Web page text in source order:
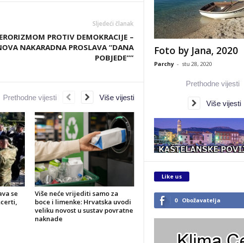
Sljedeći članak
PROTIV DEMOKRACIJE –
NAKARADNA PROSLAVA “DANA
POBJEDE””
se
Više neće vrijediti samo za
boce i limenke: Hrvatska uvodi
veliku novost u sustav povratne
naknade
Prethodne vijesti Više vijesti
Foto by Jana, 2020
Parchy - stu 28, 2020
Prethodne vijesti
Više vijesti
Like us
0 Obožavatelja